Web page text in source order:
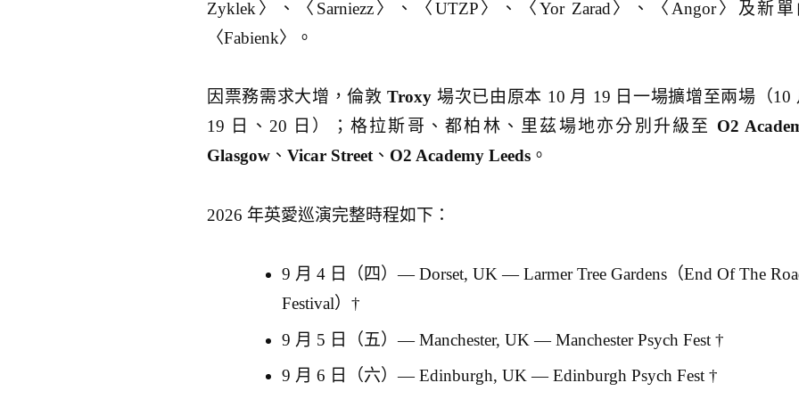
Zyklek〉、〈Sarniezz〉、〈UTZP〉、〈Yor Zarad〉、〈Angor〉及新單
〈Fabienk〉。
因票務需求大增，倫敦Troxy 場次已由原本 10 月 19 日一場擴增至兩場（10
19 日、20 日）；格拉斯哥、都柏林、里茲場地亦分別升級至 O2
Glasgow 、 Vicar Street、 O2 Academy Leeds 。
2026 年英愛巡演完整時程如下：
9 月 4 日（四）— Dorset, UK — Larmer Tree Gardens（End Of The
Festival）†
9 月 5 日（五）— Manchester, UK — Manchester Psych Fest †
9 月 6 日（六）— Edinburgh, UK — Edinburgh Psych Fest †